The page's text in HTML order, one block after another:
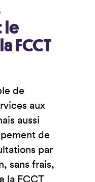
le
FCCT
de
aux
aussi
de
par
sans frais,
la FCCT